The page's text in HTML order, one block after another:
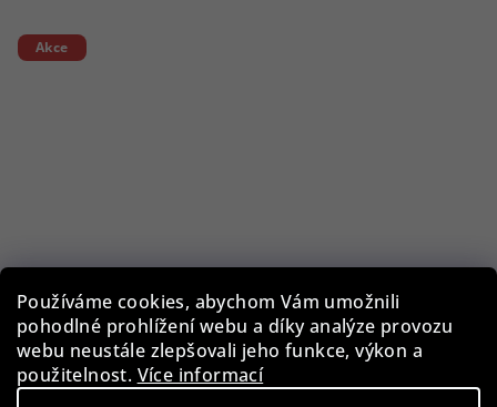
Používáme cookies, abychom Vám umožnili
pohodlné prohlížení webu a díky analýze provozu
webu neustále zlepšovali jeho funkce, výkon a
použitelnost. Více informací
Akce